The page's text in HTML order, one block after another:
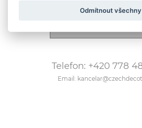
Telefon: +420 778
Email:
Odmítnout všechny